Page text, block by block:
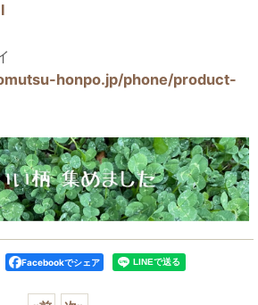
honpo.jp/phone/product-
Facebookでシェア